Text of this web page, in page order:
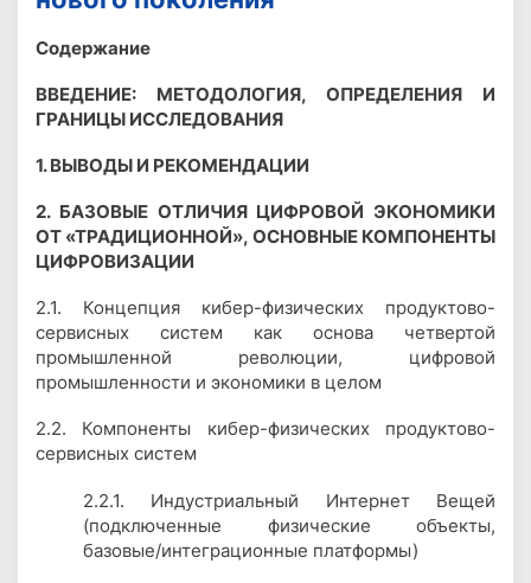
Содержание
ВВЕДЕНИЕ: МЕТОДОЛОГИЯ, ОПРЕДЕЛЕНИЯ И
ГРАНИЦЫ ИССЛЕДОВАНИЯ
1. ВЫВОДЫ И РЕКОМЕНДАЦИИ
2. БАЗОВЫЕ ОТЛИЧИЯ ЦИФРОВОЙ ЭКОНОМИКИ
ОТ «ТРАДИЦИОННОЙ», ОСНОВНЫЕ КОМПОНЕНТЫ
ЦИФРОВИЗАЦИИ
2.1. Концепция кибер-физических продуктово-
сервисных систем как основа четвертой
промышленной революции, цифровой
промышленности и экономики в целом
2.2. Компоненты кибер-физических продуктово-
сервисных систем
2.2.1. Индустриальный Интернет Вещей
(подключенные физические объекты,
базовые/интеграционные платформы)